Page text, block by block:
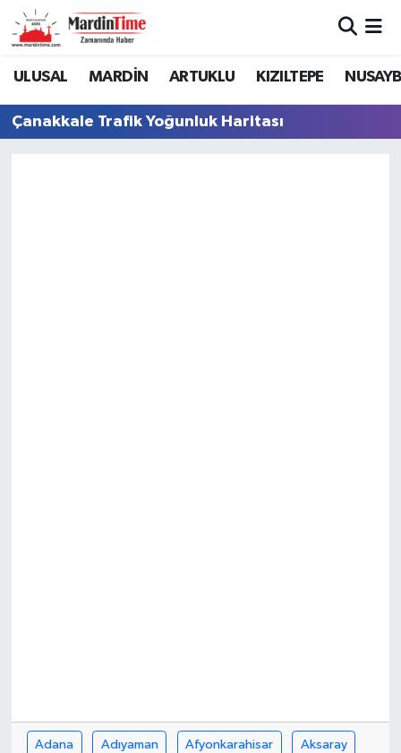
ULUSAL MARDİN ARTUKLU KIZILTEPE
Çanakkale Trafik Yoğunluk Haritası
Adana Adıyaman Afyonkarahisar Aksaray
Mardin Nöbetçi Eczaneler
Mardin Hava Durumu